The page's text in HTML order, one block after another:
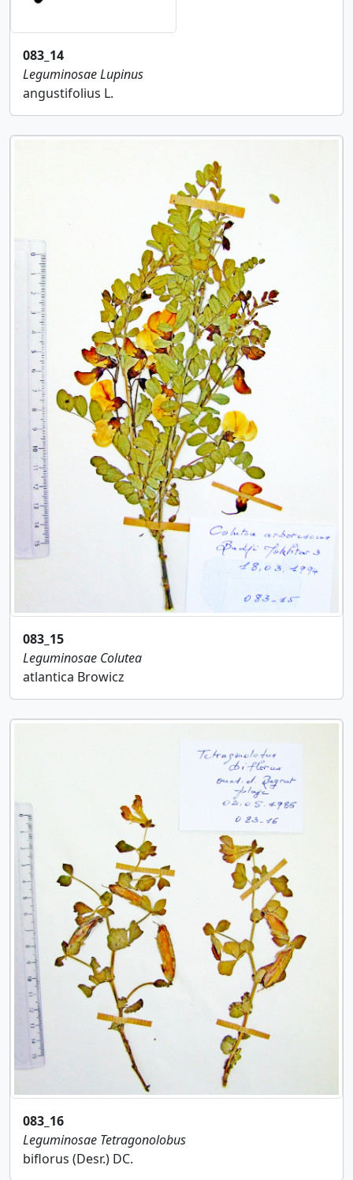
083_14
LeguminosaeLupinus
angustifolius L.
083_15
Leguminosae Colutea
atlantica Browicz
083_16
Leguminosae Tetragonolobus
biflorus (Desr.) DC.